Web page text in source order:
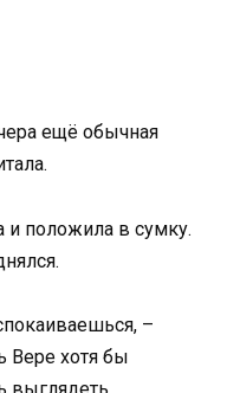
ещё обычная
и положила в сумку.
–
Вере хотя бы